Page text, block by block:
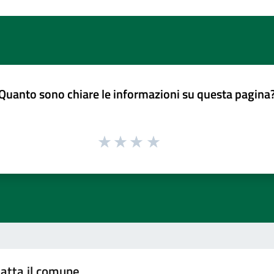
sono chiare le informazioni su questa